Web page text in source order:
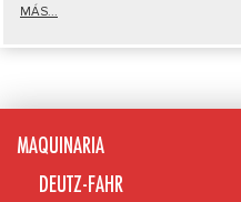
MÁS...
MAQUINARIA
DEUTZ-FAHR